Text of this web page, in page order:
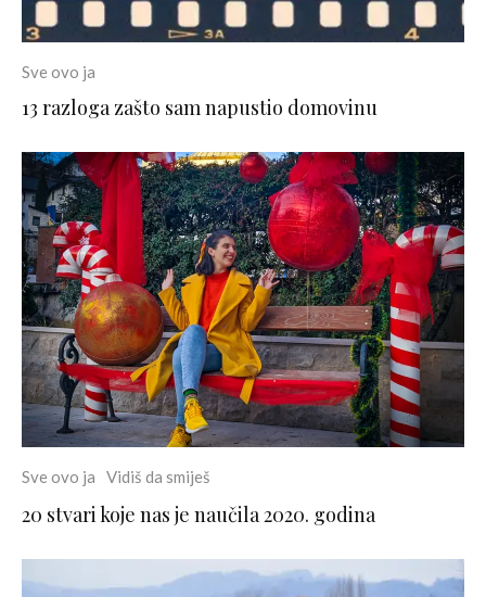
Sve ovo ja
13 razloga zašto sam napustio domovinu
Sve ovo ja Vidiš da smiješ
20 stvari koje nas je naučila 2020. godina